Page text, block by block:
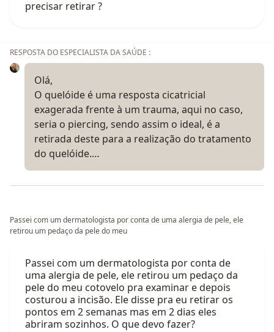
precisar retirar ?
RESPOSTA DO ESPECIALISTA DA SAÚDE :
Olá,
O quelóide é uma resposta cicatricial
exagerada frente à um trauma, aqui no caso,
seria o piercing, sendo assim o ideal, é a
retirada deste para a realização do tratamento
do quelóide.…
Passei com um dermatologista por conta de uma alergia de pele, ele
retirou um pedaço da pele do meu
Passei com um dermatologista por conta de
uma alergia de pele, ele retirou um pedaço da
pele do meu cotovelo pra examinar e depois
costurou a incisão. Ele disse pra eu retirar os
pontos em 2 semanas mas em 2 dias eles
abriram sozinhos. O que devo fazer?